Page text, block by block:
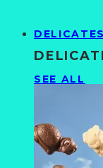
SEE ALL